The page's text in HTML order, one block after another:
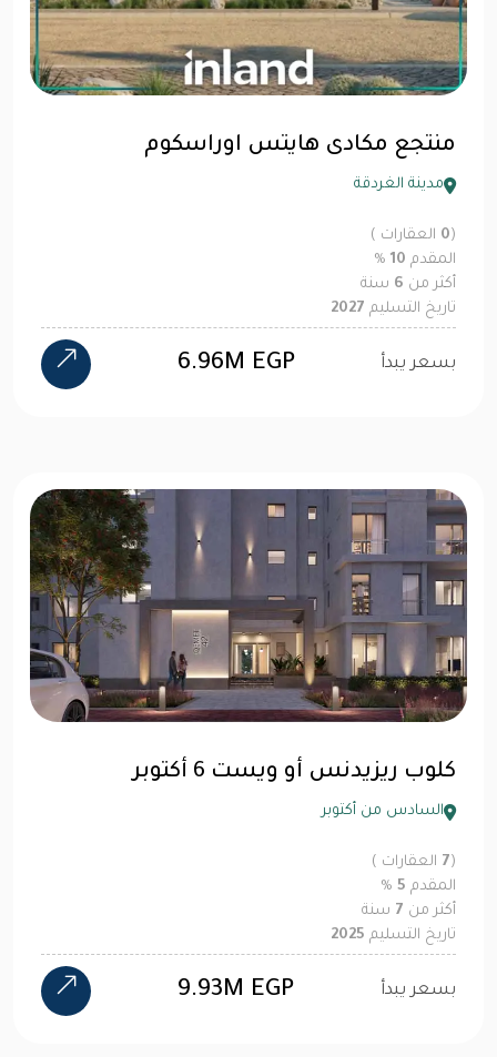
منتجع مكادى هايتس اوراسكوم
مدينة الغردقة
(
0 العقارات )
المقدم 10
%
أكثر من 6 سنة
تاريخ التسليم 2027
بسعر يبدأ 6.96M EGP
كلوب ريزيدنس أو ويست 6 أكتوبر
السادس من أكتوبر
(
7 العقارات )
المقدم 5
%
أكثر من 7 سنة
تاريخ التسليم 2025
بسعر يبدأ 9.93M EGP